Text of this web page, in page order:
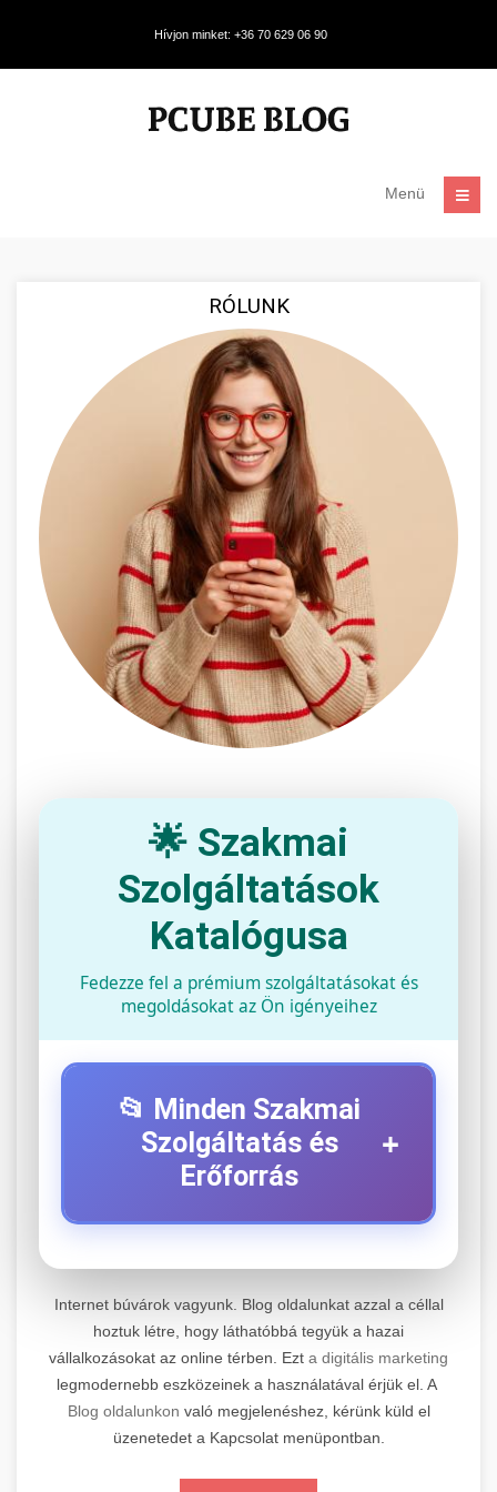
Hívjon minket: +36 70 629 06 90
Menü
RÓLUNK
🌟 Szakmai
Szolgáltatások
Katalógusa
Fedezze fel a prémium szolgáltatásokat és
megoldásokat az Ön igényeihez
📂 Minden Szakmai
Szolgáltatás és
Erőforrás
+
+
Professzionális elektromos roller javítási és
karbantartási szolgáltatások. Szakértő
technikusaink minőségi szervízt nyújtanak
minden jelentős márkához és modellhez.
Szervizközpont Látogatása
📊 2. Online Marketing
Ügynökség
+
Átfogó online marketing szolgáltatások,
beleértve a SEO-t, közösségi média kezelést és
Internet búvárok vagyunk. Blog oldalunkat azzal a céllal
hoztuk létre, hogy láthatóbbá tegyük a hazai
vállalkozásokat az online térben. Ezt a digitális marketing
legmodernebb eszközeinek a használatával érjük el. A
Blog oldalunkon való megjelenéshez, kérünk küld el
üzenetedet a Kapcsolat menüpontban.